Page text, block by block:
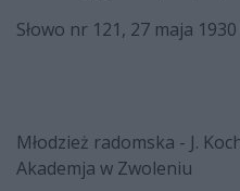
Słowo nr 121, 27 maja 1930
Młodzież radomska - J.
Akademja w Zwoleniu